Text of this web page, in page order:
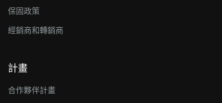
保固政策
經銷商和轉銷商
計畫
合作夥伴計畫